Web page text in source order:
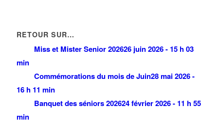
RETOUR SUR…
Miss et Mister Senior 202626 juin 2026 - 15 h 03
min
Commémorations du mois de Juin28 mai 2026 -
16 h 11 min
Banquet des séniors 202624 février 2026 - 11 h 55
min